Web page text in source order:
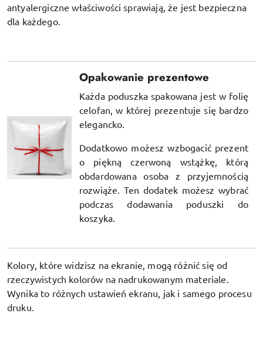
antyalergiczne właściwości sprawiają, że jest bezpieczna
dla każdego.
Opakowanie prezentowe
Każda poduszka spakowana jest w folię
celofan, w której prezentuje się bardzo
elegancko.
Dodatkowo możesz wzbogacić prezent
o piękną czerwoną wstążkę, którą
obdardowana osoba z przyjemnością
rozwiąże. Ten dodatek możesz wybrać
podczas dodawania poduszki do
koszyka.
Kolory, które widzisz na ekranie, mogą różnić się od
rzeczywistych kolorów na nadrukowanym materiale.
Wynika to różnych ustawień ekranu, jak i samego procesu
druku.